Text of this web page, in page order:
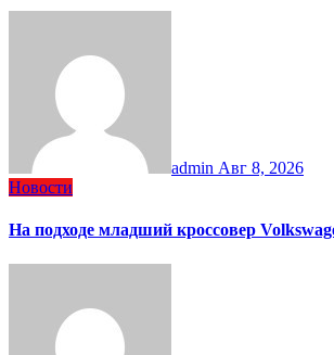
admin Авг 8, 2026
Новости
На подходе младший кроссовер